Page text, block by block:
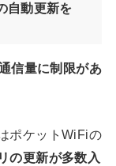
自動更新を
信量に制限があ
ポケットWiFiの
の更新が多数入